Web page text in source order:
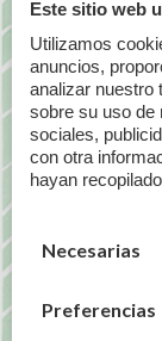
Solares
los más
mixtas.
Solares
más
Fluidos
deporte.
Este sitio web
Utilizamos
anuncios,
analizar nuestro
sobre su uso de
sociales,
con otra
hayan
Necesarias
Preferencias